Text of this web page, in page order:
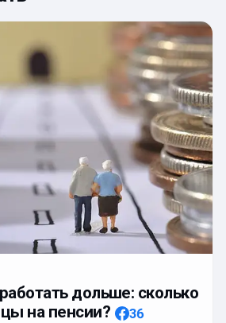
дольше: сколько
на пенсии?
36